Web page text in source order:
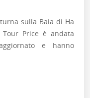
sulla Baia di Ha
Price è andata
e hanno